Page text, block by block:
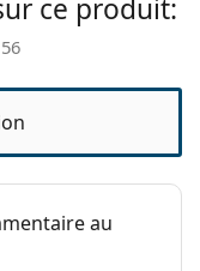
de soleil
populaires.
ce produit:
au